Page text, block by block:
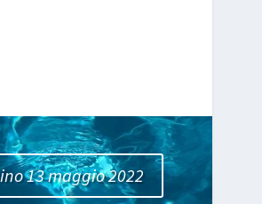
13 maggio 2022